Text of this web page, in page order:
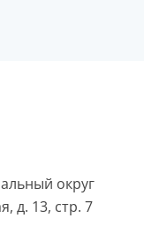
округ
д. 13, стр. 7